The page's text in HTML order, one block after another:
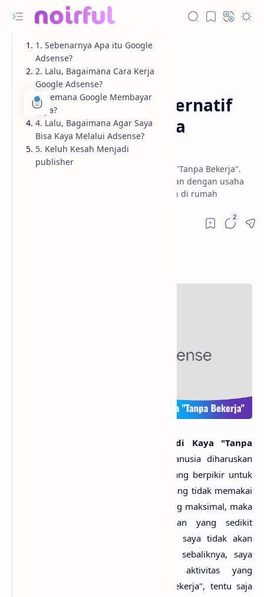
Beranda Informasi
Google Adsense, Alternatif
Menjadi Kaya "Tanpa
Bekerja"
Google Adsense, Alternatif Menjadi Kaya "Tanpa Bekerja".
Menjadi mitra Google, meraup keuntungan dengan usaha
tanpa modal, usaha yang dapat dilakukan di rumah
Google Adsense, Alternatif Menjadi Kaya "Tanpa
- Untuk bertahan hidup manusia diharuskan
untuk bekerja, tidak jarang dari kita yang berpikir untuk
mencari atau menciptakan pekerjaan yang tidak memakai
banyak tenaga namun dengan hasil yang maksimal, maka
tidak jarang kita memiliki pemikiran yang sedikit
melenceng. Tapi, dalam postingan ini saya tidak akan
membahas tentang pekerjaan illegal, sebaliknya, saya
ingin membahas sedikit tentang aktivitas yang
mendatangkan banyak uang "tanpa bekerja", tentu saja
1. Sebenarnya Apa itu Google
Adsense?
2. Lalu, Bagaimana Cara Kerja
Google Adsense?
3. Kemana Google Membayar
Saya?
4. Lalu, Bagaimana Agar Saya
Bisa Kaya Melalui Adsense?
5. Keluh Kesah Menjadi
publisher